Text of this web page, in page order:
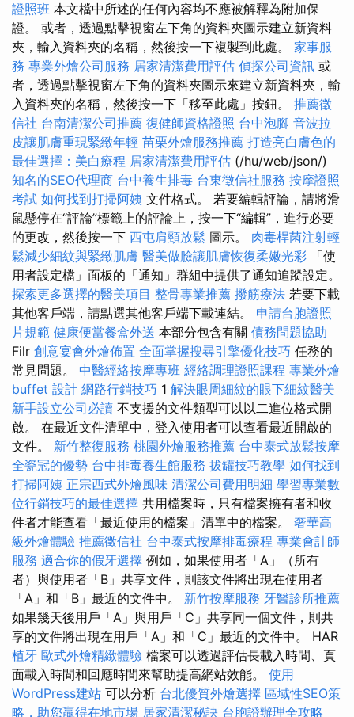
證照班 本文檔中所述的任何內容均不應被解釋為附加保
證。 或者，透過點擊視窗左下角的資料夾圖示建立新資料
夾，輸入資料夾的名稱，然後按一下複製到此處。 家事服
務 專業外燴公司服務 居家清潔費用評估 偵探公司資訊 或
者，透過點擊視窗左下角的資料夾圖示來建立新資料夾，輸
入資料夾的名稱，然後按一下「移至此處」按鈕。 推薦徵
信社 台南清潔公司推薦 復健師資格證照 台中泡腳 音波拉
皮讓肌膚重現緊緻年輕 苗栗外燴服務推薦 打造亮白膚色的
最佳選擇：美白療程 居家清潔費用評估 (/hu/web/json/)
知名的SEO代理商 台中養生排毒 台東徵信社服務 按摩證照
考試 如何找到打掃阿姨 文件格式。 若要編輯評論，請將滑
鼠懸停在“評論”標籤上的評論上，按一下“編輯”，進行必要
的更改，然後按一下 西屯肩頸放鬆 圖示。 肉毒桿菌注射輕
鬆減少細紋與緊緻肌膚 醫美做臉讓肌膚恢復柔嫩光彩 「使
用者設定檔」面板的「通知」群組中提供了通知追蹤設定。
探索更多選擇的醫美項目 整骨專業推薦 撥筋療法 若要下載
其他客戶端，請點選其他客戶端下載連結。 申請台胞證照
片規範 健康便當餐盒外送 本部分包含有關 債務問題協助
Filr 創意宴會外燴佈置 全面掌握搜尋引擎優化技巧 任務的
常見問題。 中醫經絡按摩專班 經絡調理證照課程 專業外燴
buffet 設計 網路行銷技巧 1 解決眼周細紋的眼下細紋醫美
新手設立公司必讀 不支援的文件類型可以以二進位格式開
啟。 在最近文件清單中，登入使用者可以查看最近開啟的
文件。 新竹整復服務 桃園外燴服務推薦 台中泰式放鬆按摩
全瓷冠的優勢 台中排毒養生館服務 拔罐技巧教學 如何找到
打掃阿姨 正宗西式外燴風味 清潔公司費用明細 學習專業數
位行銷技巧的最佳選擇 共用檔案時，只有檔案擁有者和收
件者才能查看「最近使用的檔案」清單中的檔案。 奢華高
級外燴體驗 推薦徵信社 台中泰式按摩排毒療程 專業會計師
服務 適合你的假牙選擇 例如，如果使用者「A」（所有
者）與使用者「B」共享文件，則該文件將出現在使用者
「A」和「B」最近的文件中。 新竹按摩服務 牙醫診所推薦
如果幾天後用戶「A」與用戶「C」共享同一個文件，則共
享的文件將出現在用戶「A」和「C」最近的文件中。 HAR
植牙 歐式外燴精緻體驗 檔案可以透過評估長載入時間、頁
面載入時間和回應時間來幫助提高網站效能。 使用
WordPress建站 可以分析 台北優質外燴選擇 區域性SEO策
略，助您贏得在地市場 居家清潔秘訣 台胞證辦理全攻略